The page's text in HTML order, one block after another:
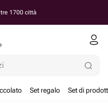
1700 città
Set regalo Set di